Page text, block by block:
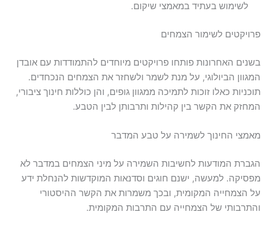
לשימוש בעתיד במאמצי שיקום.
פרויקטים לשימור הצמחים
בשנים האחרונות פותחו פרויקטים מיוחדים להתמודדות עם אובדן
המגוון הביולוגי, על מנת לשמר ולשחזר את הצמחים הנכחדים.
תוכניות כאלו זוכות לתמיכה ממגוון גופים, והן כוללות חינוך ציבורי,
המחזק את הקשר בין קהילות ותרבותן לבין הטבע.
מאמצי החינוך לשמירה על טבע המדבר
הגברת המודעות לחשיבות השמירה על מיני הצמחים במדבר לא
מפסיקה. למעשה, ישנם חוגים וסדנאות המוקדשות להנחלת ידע
על הצמחייה המקומית, ובכך משמרות את הקשר ההיסטורי
והתרבותי של הצמחייה עם התרבות המקומית.